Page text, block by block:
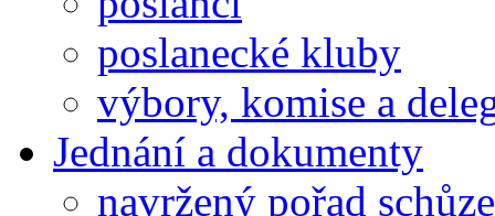
poslanecké kluby
výbory, komise a
Jednání a dokumenty
navržený pořad schůze